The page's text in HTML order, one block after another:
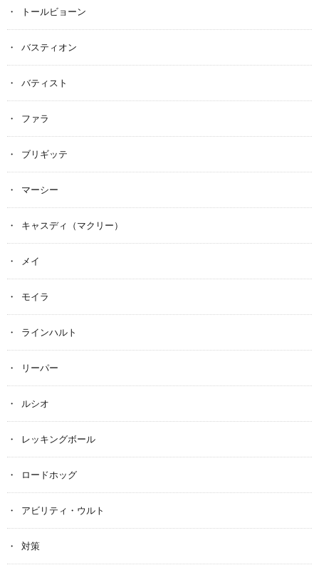
トールビョーン
バスティオン
バティスト
ファラ
ブリギッテ
マーシー
キャスディ（マクリー）
メイ
モイラ
ラインハルト
リーパー
ルシオ
レッキングボール
ロードホッグ
アビリティ・ウルト
対策